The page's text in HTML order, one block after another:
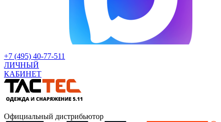
+7 (495) 40-77-511
ЛИЧНЫЙ
КАБИНЕТ
Официальный дистрибьютор